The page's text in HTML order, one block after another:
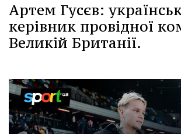
Артем Гусєв:
керівник провідної
Великій Британії.